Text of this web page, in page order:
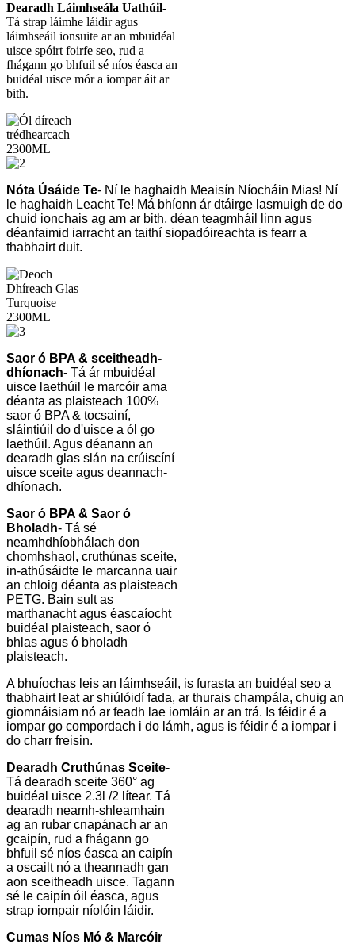
Dearadh Láimhseála Uathúil-
Tá strap láimhe láidir agus
láimhseáil ionsuite ar an mbuidéal
uisce spóirt foirfe seo, rud a
fhágann go bhfuil sé níos éasca an
buidéal uisce mór a iompar áit ar
bith.
Nóta Úsáide Te- Ní le haghaidh Meaisín Níocháin Mias! Ní
le haghaidh Leacht Te! Má bhíonn ár dtáirge lasmuigh de do
chuid ionchais ag am ar bith, déan teagmháil linn agus
déanfaimid iarracht an taithí siopadóireachta is fearr a
thabhairt duit.
Saor ó BPA & sceitheadh-
dhíonach- Tá ár mbuidéal
uisce laethúil le marcóir ama
déanta as plaisteach 100%
saor ó BPA & tocsainí,
sláintiúil do d'uisce a ól go
laethúil. Agus déanann an
dearadh glas slán na crúiscíní
uisce sceite agus deannach-
dhíonach.
Saor ó BPA & Saor ó
Bholadh- Tá sé
neamhdhíobhálach don
chomhshaol, cruthúnas sceite,
in-athúsáidte le marcanna uair
an chloig déanta as plaisteach
PETG. Bain sult as
marthanacht agus éascaíocht
buidéal plaisteach, saor ó
bhlas agus ó bholadh
plaisteach.
A bhuíochas leis an láimhseáil, is furasta an buidéal seo a
thabhairt leat ar shiúlóidí fada, ar thurais champála, chuig an
giomnáisiam nó ar feadh lae iomláin ar an trá. Is féidir é a
iompar go compordach i do lámh, agus is féidir é a iompar i
do charr freisin.
Dearadh Cruthúnas Sceite-
Tá dearadh sceite 360° ag
buidéal uisce 2.3l /2 lítear. Tá
dearadh neamh-shleamhain
ag an rubar cnapánach ar an
gcaipín, rud a fhágann go
bhfuil sé níos éasca an caipín
a oscailt nó a theannadh gan
aon sceitheadh ​​uisce. Tagann
sé le caipín óil éasca, agus
strap iompair níolóin láidir.
Cumas Níos Mó & Marcóir